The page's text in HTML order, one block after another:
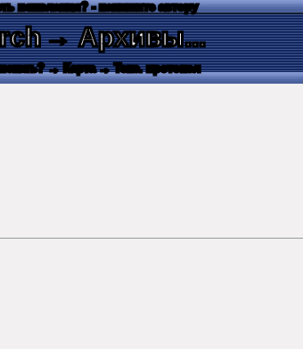
пожелания? - напишите автору
→ Архивы...
→ Карта → Текс. протокол